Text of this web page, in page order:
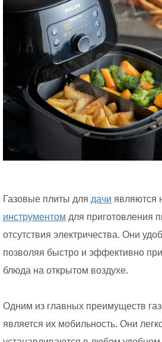
Газовые плиты для дачи являются
инструментом для приготовления
отсутствия электричества. Они
позволяя быстро и эффективно
блюда на открытом воздухе.
Одним из главных преимуществ
является их мобильность. Они